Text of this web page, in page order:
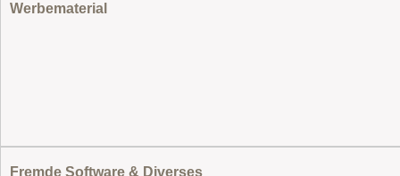
Werbematerial
Fremde Software & Diverses